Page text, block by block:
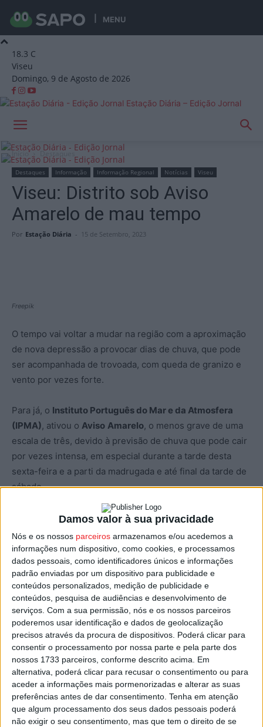
Damos valor à sua privacidade
Nós e os nossos parceiros armazenamos e/ou acedemos a
informações num dispositivo, como cookies, e processamos
dados pessoais, como identificadores únicos e informações
padrão enviadas por um dispositivo para publicidade e
conteúdos personalizados, medição de publicidade e
conteúdos, pesquisa de audiências e desenvolvimento de
serviços. Com a sua permissão, nós e os nossos parceiros
poderemos usar identificação e dados de geolocalização
precisos através da procura de dispositivos. Poderá clicar para
consentir o processamento por nossa parte e pela parte dos
nossos 1733 parceiros, conforme descrito acima. Em
alternativa, poderá clicar para recusar o consentimento ou para
aceder a informações mais pormenorizadas e alterar as suas
preferências antes de dar consentimento. Tenha em atenção
que algum processamento dos seus dados pessoais poderá
não exigir o seu consentimento, mas que tem o direito de se
MENU
18.3 C
Viseu
Domingo, 9 de Agosto de 2026
Estação Diária – Edição Jornal
Início Destaques
Destaques Informação Informação Regional Notícias Viseu
Viseu: Distrito sob Aviso
Amarelo de mau tempo
Por Estação Diária - 15 de Setembro, 2023
Freepik
O tempo vai voltar a mudar na região com a aproximação
de nova depressão a provocar dias de chuva, que pode
ser acompanhada de trovoada, com queda de granizo e
vento por vezes forte.
Para já, o Instituto Português do Mar e da Atmosfera
(IPMA), ativou o Aviso Amarelo, o menos grave de uma
escala de três, devido à previsão de chuva que pode cair
por vezes intensa, em especial durante a tarde desta
sexta-feira e a parti da madrugada e até final da tarde de
sábado.
Não está excluída a possibilidade do alerta ser
prolongado também para domingo onde a previsão
aponta também para chuva durante a manhã e até ao final
do dia.
Esta e outras notícias para ouvir na Estação Diária – 96.8
FM ou emwww.968.fm
Pub
TAGS Aviso Amarelo Chuva Mau tempo Trovoada Viseu